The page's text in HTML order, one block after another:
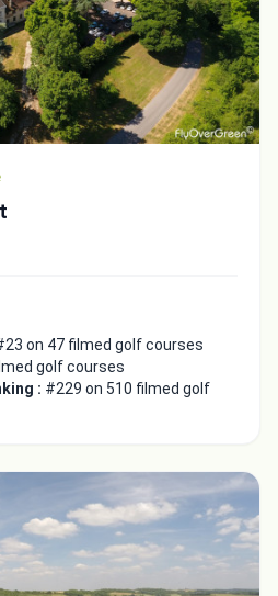
on 47 filmed golf courses
golf courses
: #229 on 510 filmed golf